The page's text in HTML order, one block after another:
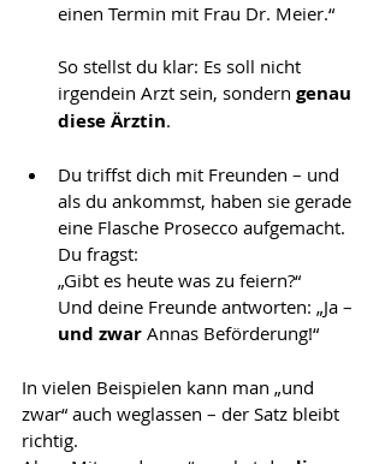
einen Termin mit Frau Dr. Meier.“
So stellst du klar: Es soll nicht
irgendein Arzt sein, sondern genau
diese Ärztin.
Du triffst dich mit Freunden – und
als du ankommst, haben sie gerade
eine Flasche Prosecco aufgemacht.
Du fragst:
„Gibt es heute was zu feiern?“
Und deine Freunde antworten: „Ja –
und zwar Annas Beförderung!“
In vielen Beispielen kann man „und
zwar“ auch weglassen – der Satz bleibt
richtig.